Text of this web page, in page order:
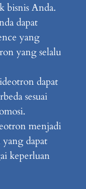
bisnis Anda.
dapat
yang
yang selalu
dapat
sesuai
menjadi
yang dapat
keperluan